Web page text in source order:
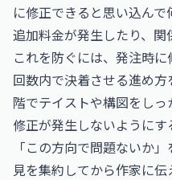
に修正できると思い込んで
追加料金が発生したり、関
これを防ぐには、発注時
回数内で決着させる進め
階でテイストや構図をし
修正が発生しないように
「この方向で問題ないか
見を集約してから作家に